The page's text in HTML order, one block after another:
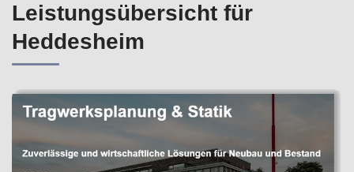
Leistungsübersicht für
Heddesheim